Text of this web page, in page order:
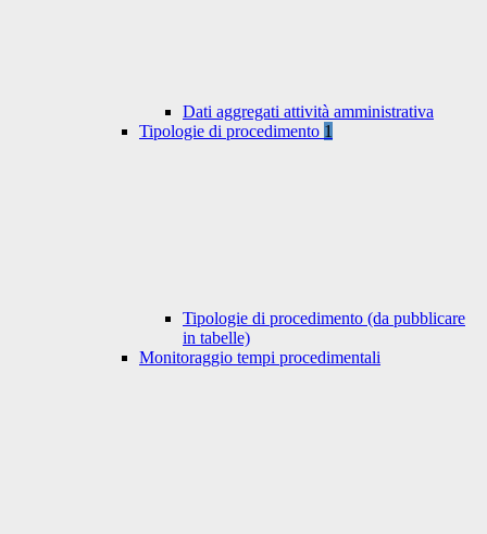
Dati aggregati attività amministrativa
Tipologie di procedimento 1
Tipologie di procedimento (da pubblicare
in tabelle)
Monitoraggio tempi procedimentali